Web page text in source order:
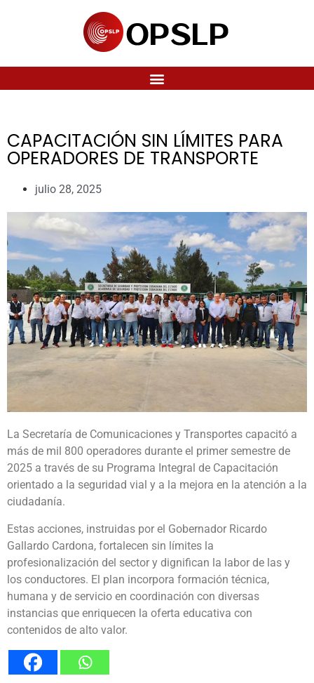
CAPACITACIÓN SIN LÍMITES PARA
OPERADORES DE TRANSPORTE
julio 28, 2025
La Secretaría de Comunicaciones y Transportes capacitó a
más de mil 800 operadores durante el primer semestre de
2025 a través de su Programa Integral de Capacitación
orientado a la seguridad vial y a la mejora en la atención a la
ciudadanía.
Estas acciones, instruidas por el Gobernador Ricardo
Gallardo Cardona, fortalecen sin límites la
profesionalización del sector y dignifican la labor de las y
los conductores. El plan incorpora formación técnica,
humana y de servicio en coordinación con diversas
instancias que enriquecen la oferta educativa con
contenidos de alto valor.